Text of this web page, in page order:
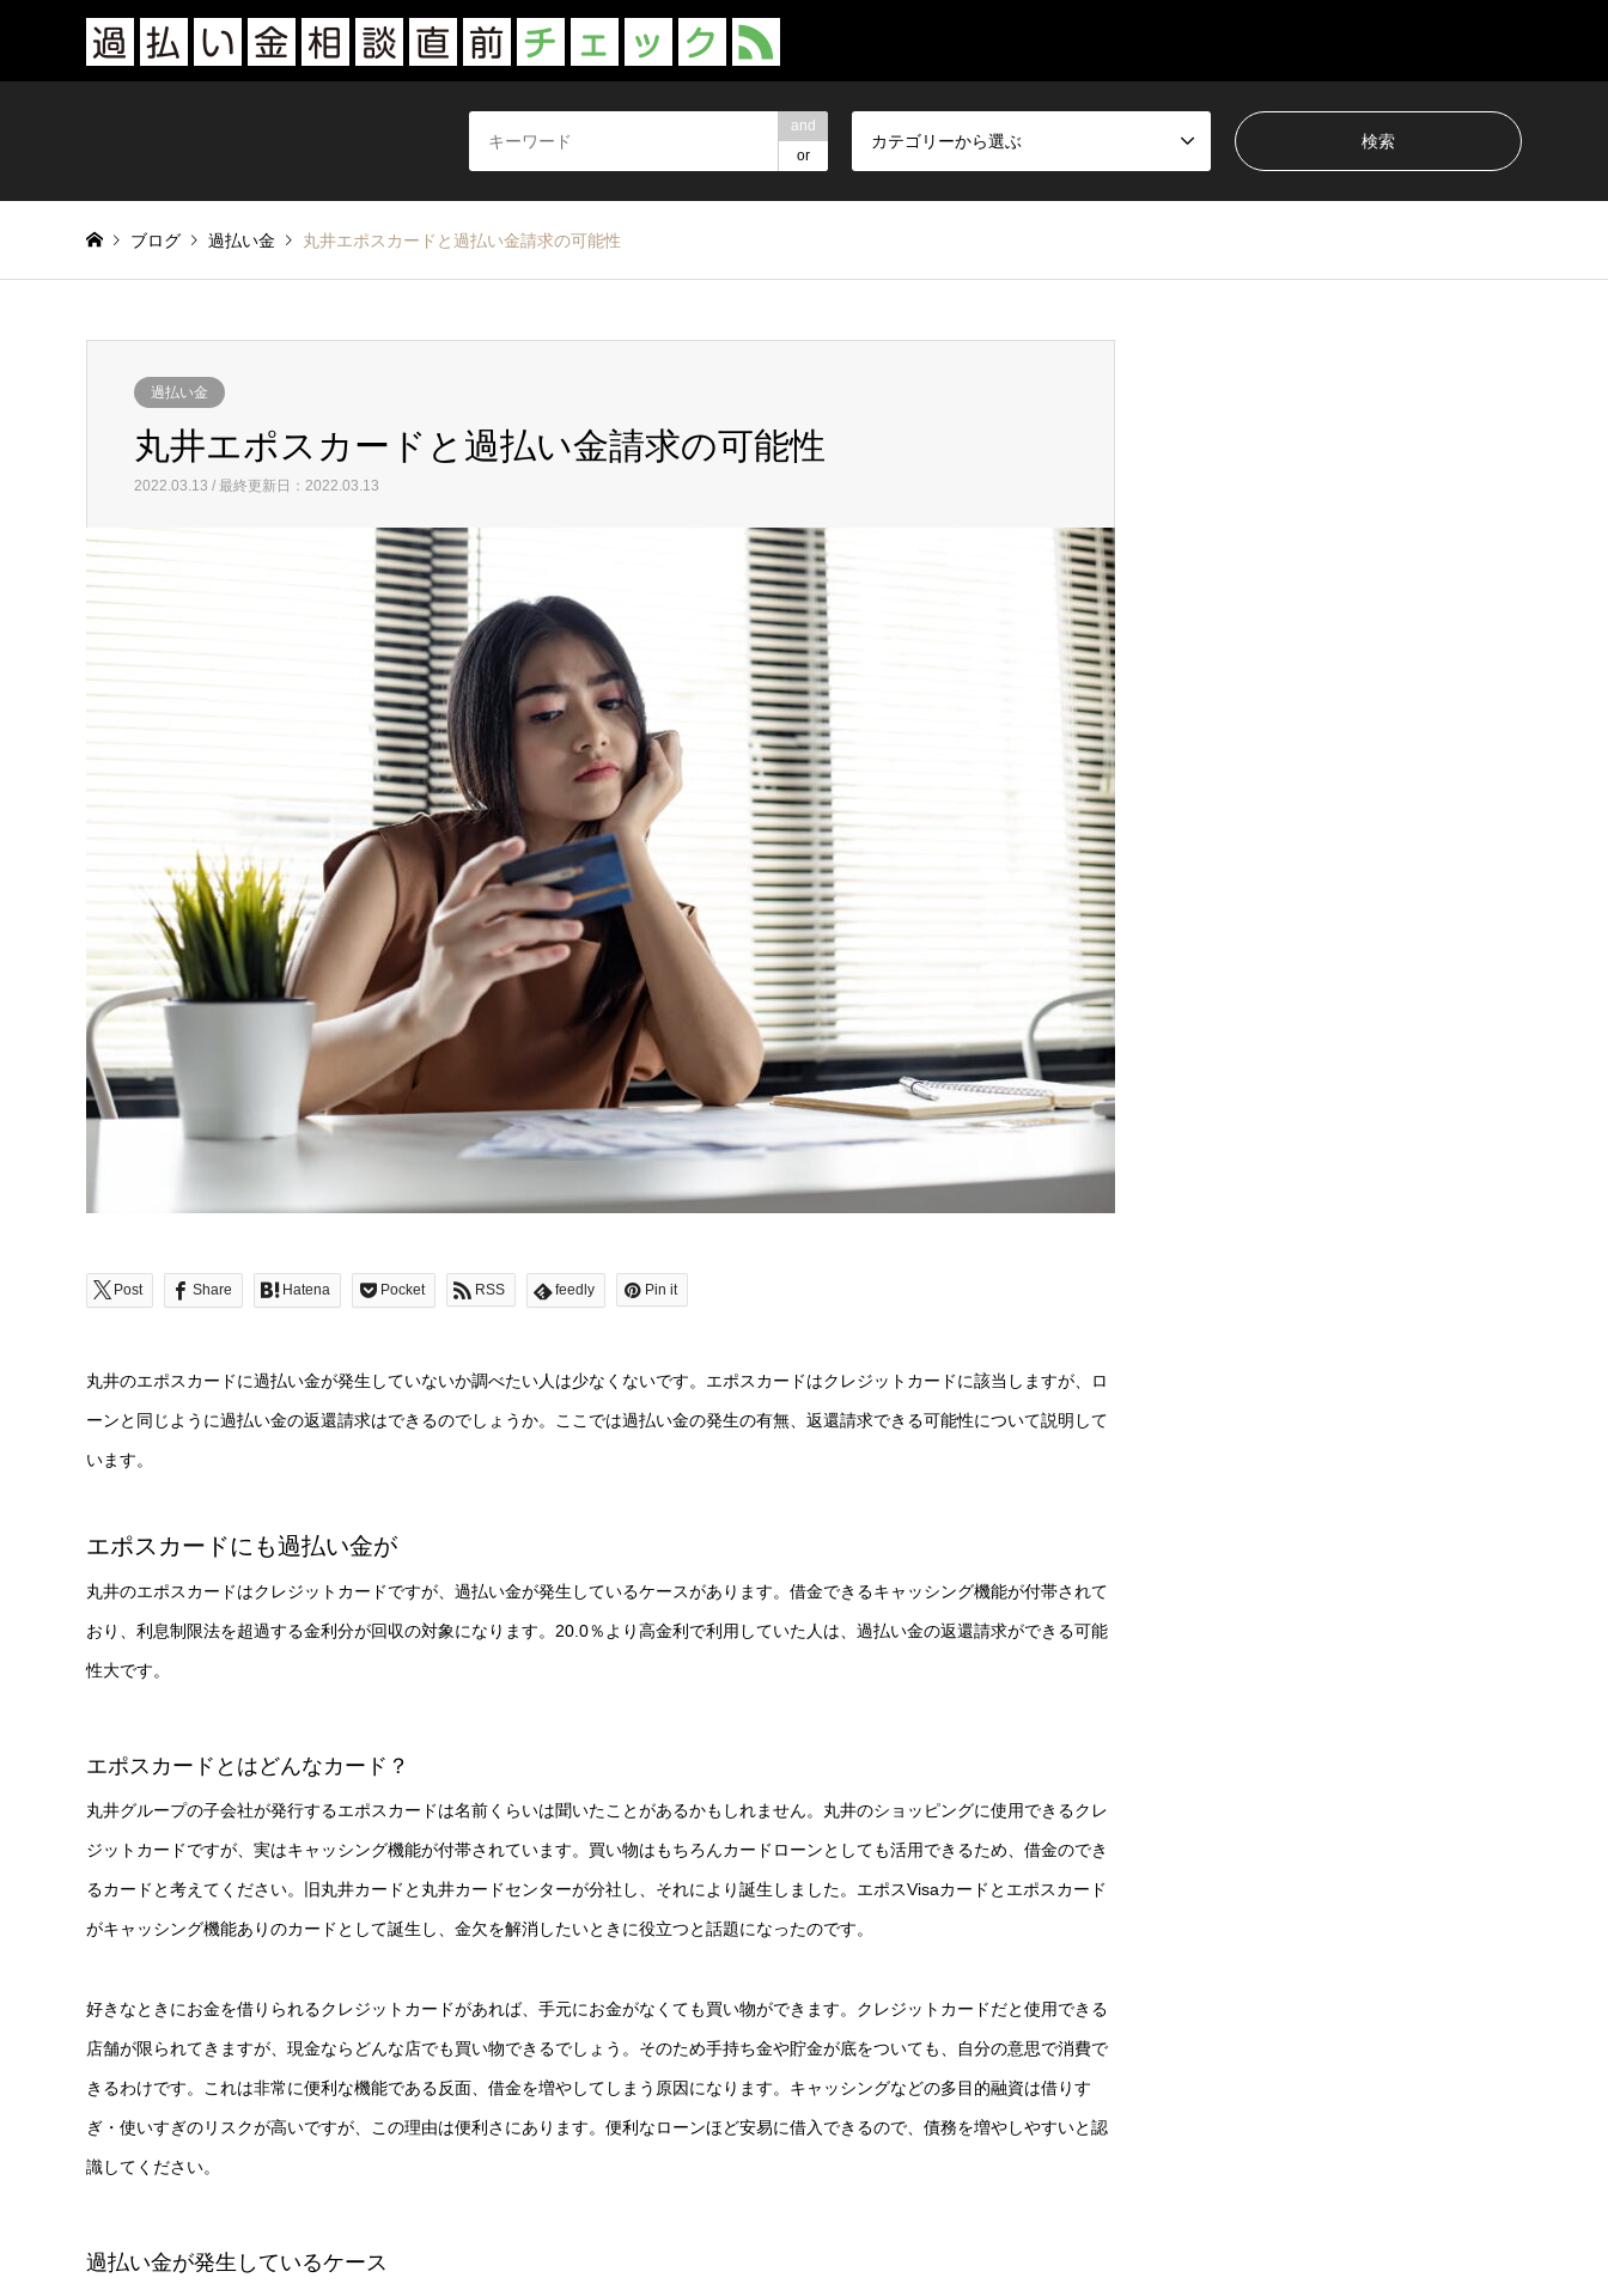
and
or
カテゴリーから選ぶ
ブログ 過払い金 丸井エポスカードと過払い金請求の可能性
過払い金
丸井エポスカードと過払い金請求の可能性
2022.03.13 / 最終更新日：2022.03.13
Post Share Hatena Pocket RSS feedly Pin it
丸井のエポスカードに過払い金が発生していないか調べたい人は少なくないです。エポスカードはクレジットカードに該当しますが、ロ
ーンと同じように過払い金の返還請求はできるのでしょうか。ここでは過払い金の発生の有無、返還請求できる可能性について説明して
います。
エポスカードにも過払い金が
丸井のエポスカードはクレジットカードですが、過払い金が発生しているケースがあります。借金できるキャッシング機能が付帯されて
おり、利息制限法を超過する金利分が回収の対象になります。20.0％より高金利で利用していた人は、過払い金の返還請求ができる可能
性大です。
エポスカードとはどんなカード？
丸井グループの子会社が発行するエポスカードは名前くらいは聞いたことがあるかもしれません。丸井のショッピングに使用できるクレ
ジットカードですが、実はキャッシング機能が付帯されています。買い物はもちろんカードローンとしても活用できるため、借金のでき
るカードと考えてください。旧丸井カードと丸井カードセンターが分社し、それにより誕生しました。エポスVisaカードとエポスカード
がキャッシング機能ありのカードとして誕生し、金欠を解消したいときに役立つと話題になったのです。
好きなときにお金を借りられるクレジットカードがあれば、手元にお金がなくても買い物ができます。クレジットカードだと使用できる
店舗が限られてきますが、現金ならどんな店でも買い物できるでしょう。そのため手持ち金や貯金が底をついても、自分の意思で消費で
きるわけです。これは非常に便利な機能である反面、借金を増やしてしまう原因になります。キャッシングなどの多目的融資は借りす
ぎ・使いすぎのリスクが高いですが、この理由は便利さにあります。便利なローンほど安易に借入できるので、債務を増やしやすいと認
識してください。
過払い金が発生しているケース